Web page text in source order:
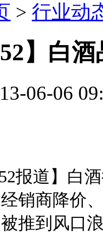
> 行业动
】白
06-06
道】白酒
销商降价
推到风口